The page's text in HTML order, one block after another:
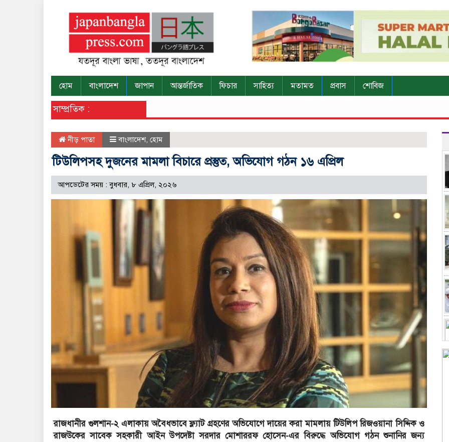
হোম বাংলাদেশ জাপান আন্তর্জাতিক ফিচার সাহিত্য মতামত প্রবাস শোবিজ
সাম্প্রতিক :
নীড় পাতা বাংলাদেশ, হোম
টিউলিপসহ দুজনের মামলা বিচারে প্রস্তুত, অভিযোগ গঠন ১৬ এপ্রিল
আপডেটের সময় : বুধবার, ৮ এপ্রিল, ২০২৬
রাজধানীর গুলশান-২ এলাকায় অবৈধভাবে ফ্ল্যাট গ্রহণের অভিযোগে দায়ের করা মামলায় টিউলিপ রিজওয়ানা সিদ্দিক ও
রাজউকের সাবেক সহকারী আইন উপদেষ্টা সরদার মোশাররফ হোসেন-এর বিরুদ্ধে অভিযোগ গঠন শুনানির জন্য